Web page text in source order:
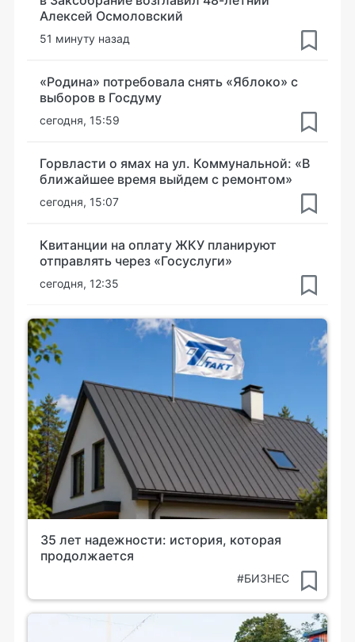
Алексей Осмоловский
51 минуту назад
«Родина» потребовала снять «Яблоко» с
выборов в Госдуму
сегодня, 15:59
Горвласти о ямах на ул. Коммунальной: «В
ближайшее время выйдем с ремонтом»
сегодня, 15:07
Квитанции на оплату ЖКУ планируют
отправлять через «Госуслуги»
сегодня, 12:35
35 лет надежности: история, которая
продолжается
#БИЗНЕС